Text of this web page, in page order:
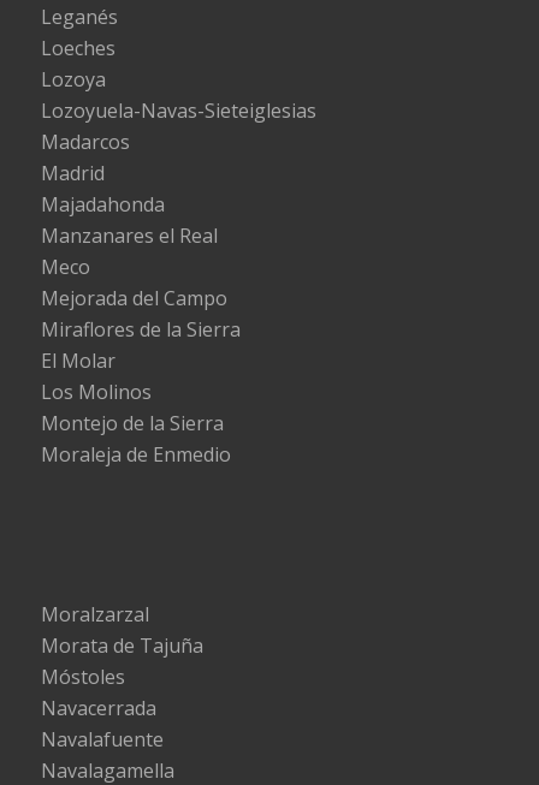
Leganés
Loeches
Lozoya
Lozoyuela-Navas-Sieteiglesias
Madarcos
Madrid
Majadahonda
Manzanares el Real
Meco
Mejorada del Campo
Miraflores de la Sierra
El Molar
Los Molinos
Montejo de la Sierra
Moraleja de Enmedio
Moralzarzal
Morata de Tajuña
Móstoles
Navacerrada
Navalafuente
Navalagamella